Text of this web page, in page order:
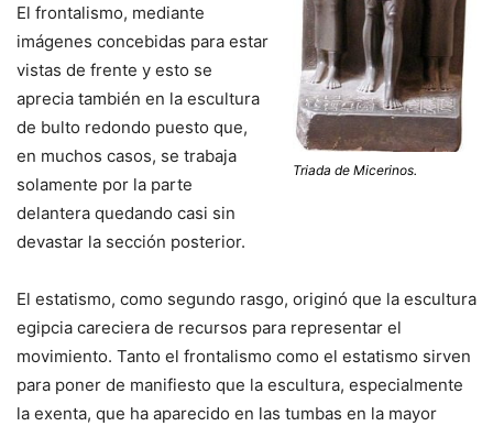
Triada de Micerinos.
El frontalismo, mediante
imágenes concebidas para estar
vistas de frente y esto se
aprecia también en la escultura
de bulto redondo puesto que,
en muchos casos, se trabaja
solamente por la parte
delantera quedando casi sin
devastar la sección posterior.
El estatismo, como segundo rasgo, originó que la escultura
egipcia careciera de recursos para representar el
movimiento. Tanto el frontalismo como el estatismo sirven
para poner de manifiesto que la escultura, especialmente
la exenta, que ha aparecido en las tumbas en la mayor